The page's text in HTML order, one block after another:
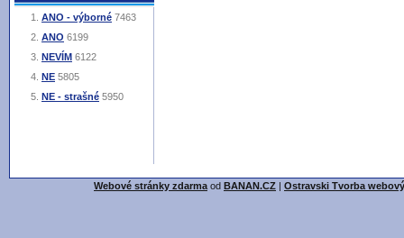
ANO - výborné 7463
ANO 6199
NEVÍM 6122
NE 5805
NE - strašné 5950
Webové stránky zdarma od BANAN.CZ | Ostravski Tvorba